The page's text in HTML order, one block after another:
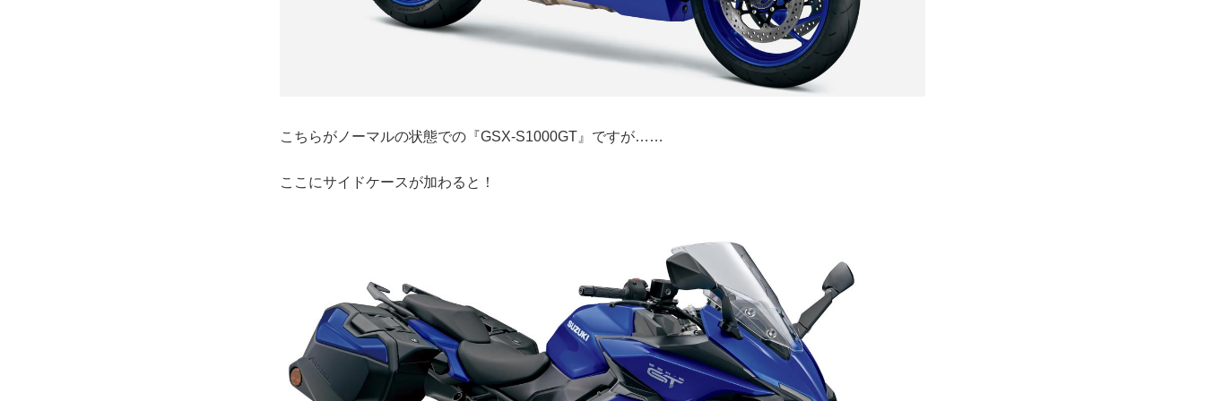
こちらがノーマルの状態での『GSX-S1000GT』ですが……
ここにサイドケースが加わると！